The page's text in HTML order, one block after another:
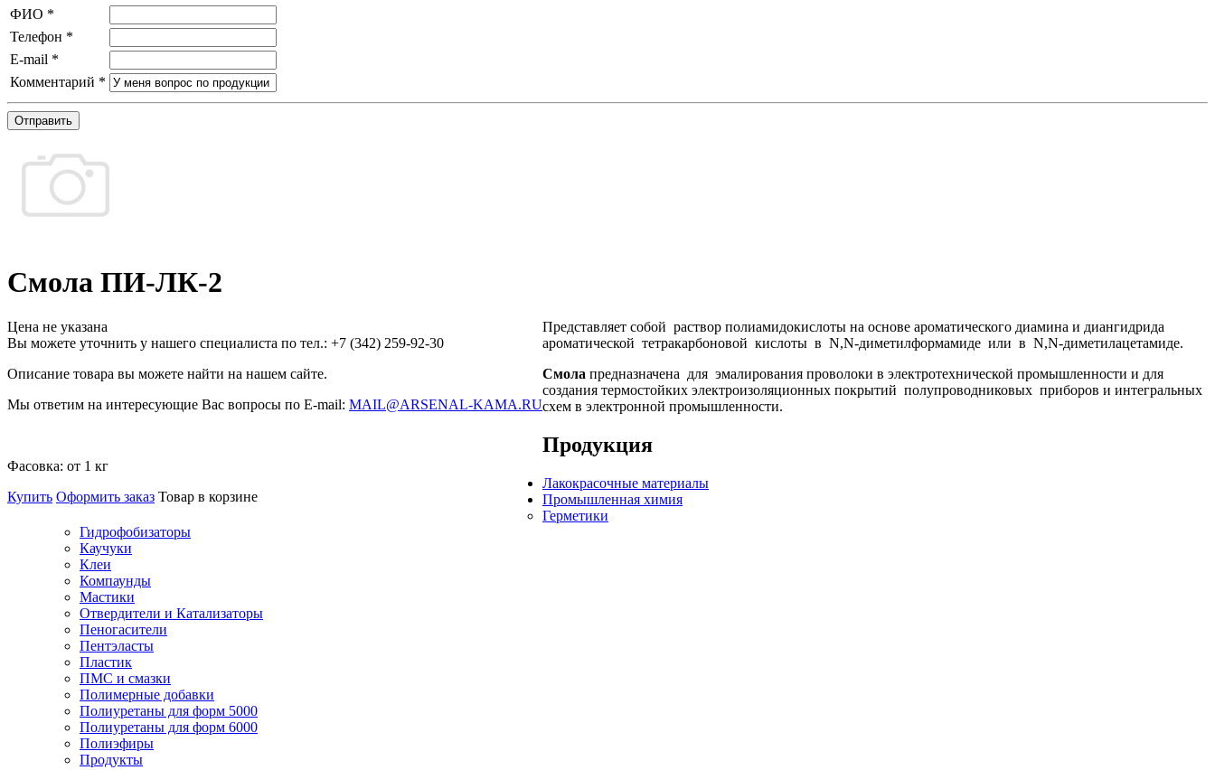
ФИО *
Телефон *
E-mail *
Комментарий *
Отправить
Смола ПИ-ЛК-2
Цена не указана
Вы можете уточнить у нашего специалиста по тел.: +7 (342) 259-92-30
Описание товара вы можете найти на нашем сайте.
Мы ответим на интересующие Вас вопросы по E-mail: MAIL@ARSENAL-KAMA.RU
Фасовка: от 1 кг
Купить Оформить заказ Товар в корзине
Представляет собой раствор полиамидокислоты на основе ароматического диамина и диангидрида
ароматической тетракарбоновой кислоты в N,N-диметилформамиде или в N,N-диметилацетамиде.
Смола предназначена для эмалирования проволоки в электротехнической промышленности и для
создания термостойких электроизоляционных покрытий полупроводниковых приборов и интегральных
схем в электронной промышленности.
Продукция
Лакокрасочные материалы
Промышленная химия
Герметики
Гидрофобизаторы
Каучуки
Клеи
Компаунды
Мастики
Отвердители и Катализаторы
Пеногасители
Пентэласты
Пластик
ПМС и смазки
Полимерные добавки
Полиуретаны для форм 5000
Полиуретаны для форм 6000
Полиэфиры
Продукты